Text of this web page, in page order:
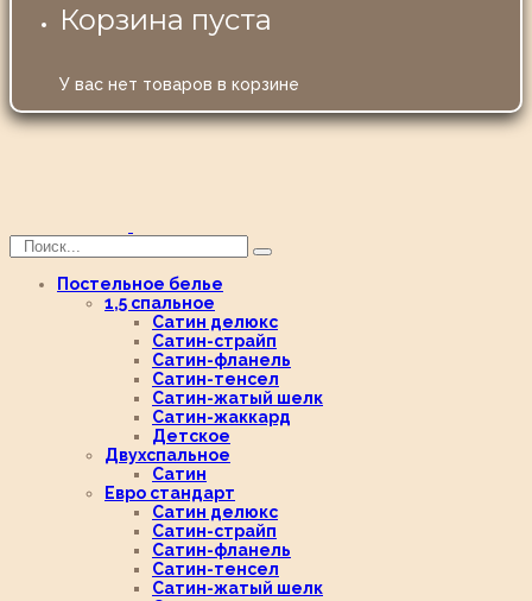
Корзина пуста
У вас нет товаров в корзине
Постельное белье
1,5 спальное
Сатин делюкс
Сатин-страйп
Сатин-фланель
Сатин-тенсел
Сатин-жатый шелк
Сатин-жаккард
Детское
Двухспальное
Сатин
Евро стандарт
Сатин делюкс
Сатин-страйп
Сатин-фланель
Сатин-тенсел
Сатин-жатый шелк